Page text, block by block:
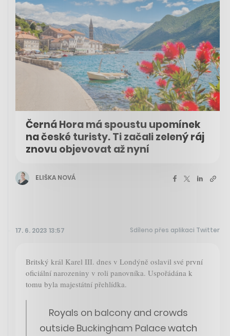
Černá Hora má spoustu upomínek
na české turisty. Ti začali zelený ráj
znovu objevovat až nyní
ELIŠKA NOVÁ
17. 6. 2023 13:57 Sdíleno přes aplikaci Twitter
Britský král Karel III. dnes v Londýně oslavil své první
oficiální narozeniny v roli panovníka. Uspořádána k
tomu byla majestátní přehlídka.
Royals on balcony and crowds
outside Buckingham Palace watch